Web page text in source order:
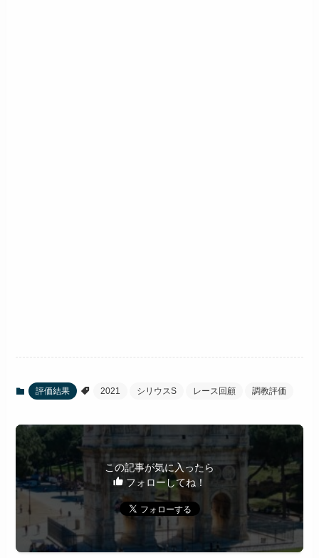
評価結果 2021 シリウスS レース回顧 調教評価
この記事が気に入ったら
フォローしてね！